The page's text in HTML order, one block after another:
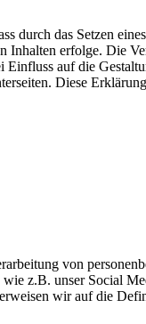
durch das Setzen
erfolge. Die
auf die
Diese
von
z.B. unser Social
wir auf die